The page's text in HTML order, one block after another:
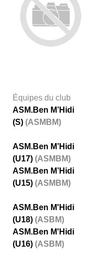
Équipes du club
ASM.Ben M’Hidi
(S) (ASMBM)
ASM.Ben M’Hidi
(U17) (ASMBM)
ASM.Ben M’Hidi
(U15) (ASMBM)
ASM.Ben M'Hidi
(U18) (ASBM)
ASM.Ben M'Hidi
(U16) (ASBM)